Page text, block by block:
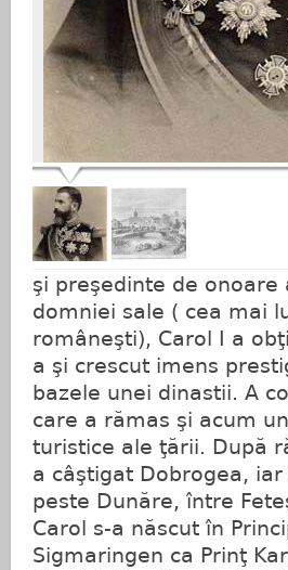
şi preşedinte de
domniei sale ( cea mai
româneşti), Carol I a
a şi crescut imens
bazele unei dinastii. A
care a rămas şi acum
turistice ale ţării. După
a câştigat Dobrogea,
peste Dunăre, între
Carol s-a născut în
Sigmaringen ca Prinţ